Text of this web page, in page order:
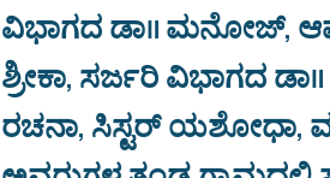
ವಿಭಾಗದ ಡಾ॥ ಮನೋಜ್,
ಶ್ರೀಕಾ, ಸರ್ಜರಿ ವಿಭಾಗದ
ರಚನಾ, ಸಿಸ್ಟರ್ ಯಶೋಧಾ,